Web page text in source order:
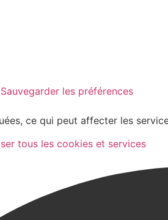
Sauvegarder les préférences
ce qui peut affecter les
tous les cookies et services